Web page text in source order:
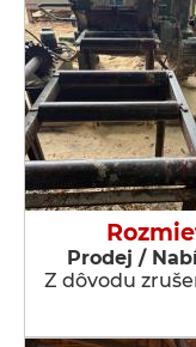
Prodej /
Z dôvodu